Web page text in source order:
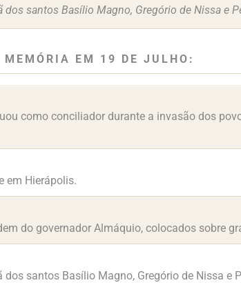
santos Basílio Magno, Gregório de Nissa e
EM 19 DE JULHO:
como conciliador durante a invasão dos
em Hierápolis.
do governador Almáquio, colocados sobre
santos Basílio Magno, Gregório de Nissa e